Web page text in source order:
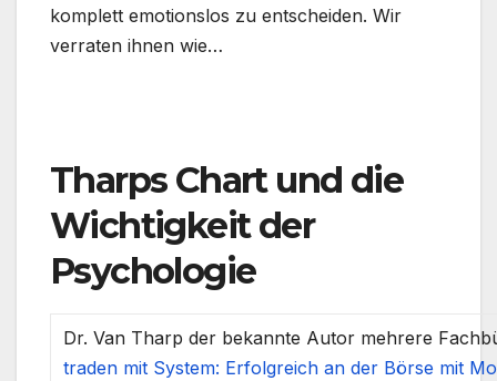
komplett emotionslos zu entscheiden. Wir
verraten ihnen wie…
Tharps Chart und die
Wichtigkeit der
Psychologie
Dr. Van Tharp der bekannte Autor mehrere
traden mit System: Erfolgreich an der Börse mit